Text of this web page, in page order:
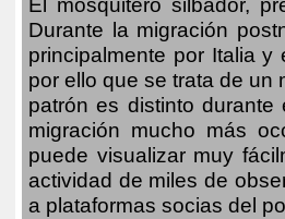
Durante la migración
principalmente por Italia
por ello que se trata de un
patrón es distinto
migración mucho más
puede visualizar muy
actividad de miles de
a plataformas socias del